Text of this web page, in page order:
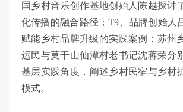
国乡村音乐创作基地创始人陈越探讨
化传播的融合路径；T9、品牌创始人
赋能乡村品牌升级的实践案例；苏州
运民与莫干山仙潭村老书记沈蒋荣分
基层实践角度，阐述乡村民宿与乡村
模式。